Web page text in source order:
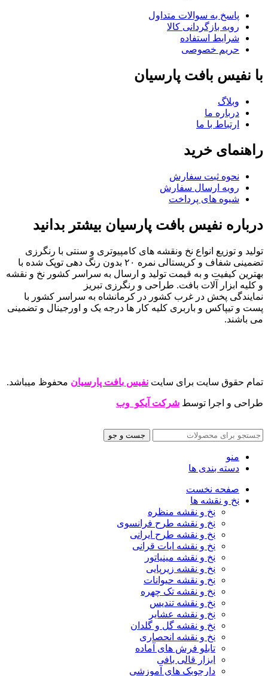
پاسخ به سوالات متداول
رویه بازگردانی کالا
شرایط استفاده
حریم خصوصی
با نفیس بافت پارسیان
وبلاگ
درباره ما
ارتباط با ما
راهنمای خرید
نحوه ثبت سفارش
رویه ارسال سفارش
شیوه های پرداخت
درباره نفیس بافت پارسیان بیشتر بدانید
تولید و توزیع انواع نخ ونقشه های کامپیوتری و سنتی با رنگرزی
تضمینی شفاف و کریستالی نمره ۲۰ بدون رنگ دهی توپک شده با
بهترین کیفیت و به قیمت تولید و ارسال به سراسر کشور نخ و نقشه
و کلیه ابزار آلات بافت. طراحی و رنگرزی تبریز
نمایندگی پخش در غرب کشور در کرمانشاه به سراسر کشور با
پست و تیپاکس و باربری کلیه کار ها درجه یک و اورجینال و تضمینی
می باشند.
تمام حقوق سایت برای سایت نفیس بافت پارسیان محفوظ میباشد.
طراحی و اجرا توسط شرکت آیکو وب
جست و جو
منو
دسته بندی ها
صفحه نخست
نخ و نقشه ها
نخ و نقشه منظره
نخ و نقشه طرح فرانسوی
نخ و نقشه طرح ایرانی
نخ و نقشه ایات قرانی
نخ و نقشه مینیاتور
نخ و نقشه زیرپایی
نخ و نقشه حیوانات
نخ و نقشه تک چهره
نخ و نقشه تندیس
نخ و نقشه عشایر
نخ و نقشه گل و گلدان
نخ و نقشه انحصاری
تابلو فرش های آماده
ابزار قالی بافی
دارچوبک های آموزشی